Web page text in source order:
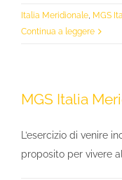
Italia Meridionale, MGS
Continua a leggere
MGS Italia
L’esercizio di venire
proposito per vivere